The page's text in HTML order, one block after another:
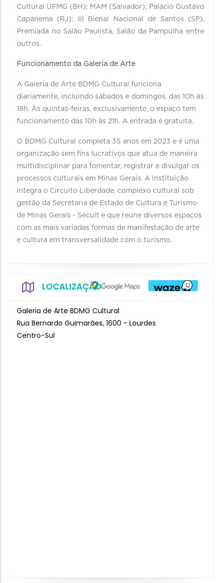
Cultural UFMG (BH); MAM (Salvador); Palácio Gustavo
Capanema (RJ); III Bienal Nacional de Santos (SP).
Premiada no Salão Paulista, Salão da Pampulha entre
outros.
Funcionamento da Galeria de Arte
A Galeria de Arte BDMG Cultural funciona
diariamente, incluindo sábados e domingos, das 10h às
18h. Às quintas-feiras, exclusivamente, o espaço tem
funcionamento das 10h às 21h. A entrada é gratuita.
O BDMG Cultural completa 35 anos em 2023 e é uma
organização sem fins lucrativos que atua de maneira
multidisciplinar para fomentar, registrar e divulgar os
processos culturais em Minas Gerais. A instituição
integra o Circuito Liberdade, complexo cultural sob
gestão da Secretaria de Estado de Cultura e Turismo
de Minas Gerais - Secult e que reúne diversos espaços
com as mais variadas formas de manifestação de arte
e cultura em transversalidade com o turismo.
LOCALIZAÇÃO
Galeria de Arte BDMG Cultural
Rua Bernardo Guimarães, 1600 - Lourdes
Centro-Sul